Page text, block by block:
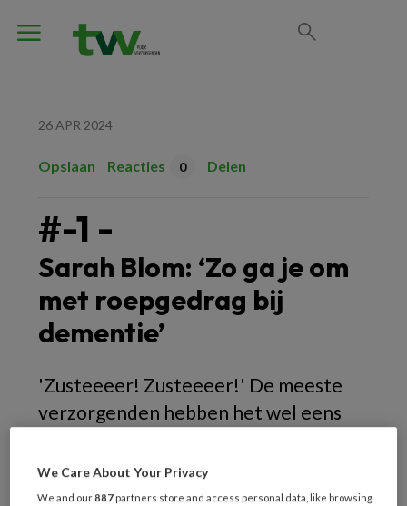
26 APR 2024
Opslaan Reacties 0 Delen
#-1 -
Sarah Blom: ‘Zo ga je om
met roepgedrag bij
dementie’
'Zusteeeer! Zusteeeer!' De meeste
verzorgenden hebben het wel eens
die constant aan het roepen is.
Waarom gebeurt dit? En hoe ga je
We Care About Your Privacy
We and our887 partners store and access personal data, like browsing